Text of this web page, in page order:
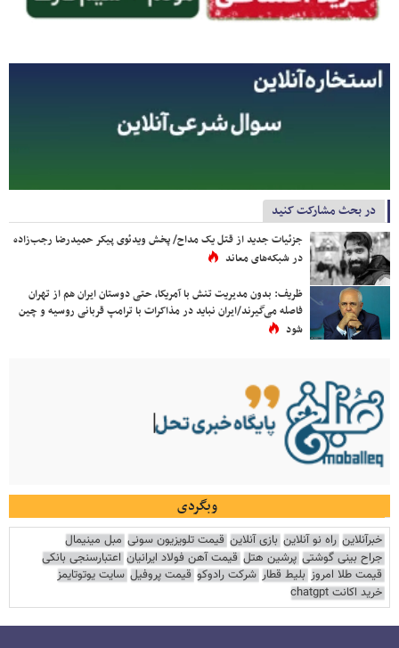
در بحث مشارکت کنید
جزئیات جدید از قتل یک مداح/ پخش ویدئوی پیکر حمیدرضا رجب‌زاده
در شبکه‌های معاند
ظریف: بدون مدیریت تنش با آمریکا، حتی دوستان ایران هم از تهران
فاصله می‌گیرند/ایران نباید در مذاکرات با ترامپ قربانی روسیه و چین
شود
وبگردی
خبرآنلاین راه نو آنلاین بازی آنلاین قیمت تلویزیون سونی مبل مینیمال
جراح بینی گوشتی پرشین هتل قیمت آهن فولاد ایرانیان اعتبارسنجی بانکی
قیمت طلا امروز بلیط قطار شرکت رادوکو قیمت پروفیل سایت یوتوتایمز
خرید اکانت chatgpt